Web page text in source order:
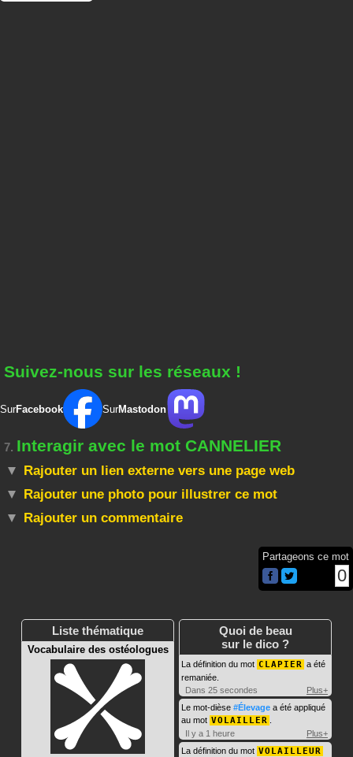
Suivez-nous sur les réseaux !
SurFacebook SurMastodon
7. Interagir avec le mot CANNELIER
Rajouter un lien externe vers une page web
Rajouter une photo pour illustrer ce mot
Rajouter un commentaire
Partageons ce mot
0
Liste thématique
Vocabulaire des ostéologues
Quoi de beau
sur le dico ?
La définition du mot CLAPIER a été
remaniée.
Dans 25 secondes
Plus+
Le mot-dièse #Élevage a été appliqué
au mot VOLAILLER
Il y a 1 heure
Plus+
La définition du mot VOLAILLEUR